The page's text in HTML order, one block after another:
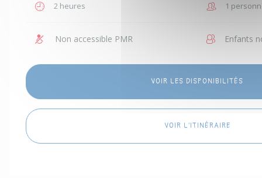
2 heures 1
Non accessible PMR Enfants
VOIR LES DISPONIBILITÉS
VOIR L'ITINÉRAIRE